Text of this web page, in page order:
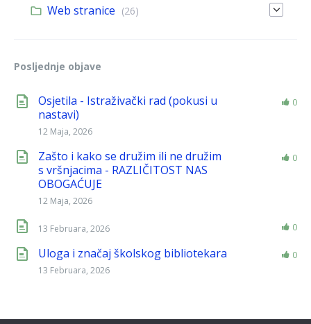
Web stranice (26)
Posljednje objave
Osjetila - Istraživački rad (pokusi u
nastavi)
12 Maja, 2026
0
Zašto i kako se družim ili ne družim
s vršnjacima - RAZLIČITOST NAS
OBOGAĆUJE
12 Maja, 2026
0
13 Februara, 2026 0
Uloga i značaj školskog bibliotekara
13 Februara, 2026
0